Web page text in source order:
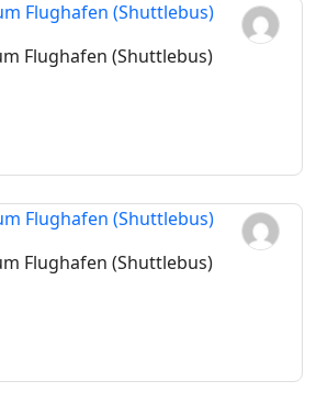
Flughafen (Shuttlebus)
Flughafen (Shuttlebus)